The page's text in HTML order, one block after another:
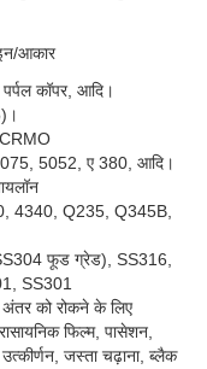
आकार
कॉपर, आदि।
5052, ए 380, आदि।
4340, Q235, Q345B,
फूड ग्रेड), SS316,
SS301
अंतर को रोकने के लिए
फिल्म, पासेशन,
जस्ता चढ़ाना, ब्लैक